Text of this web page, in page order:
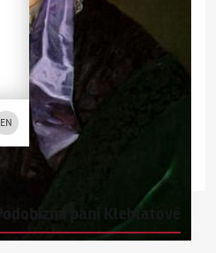
EN
Podobizna paní Kleblatové